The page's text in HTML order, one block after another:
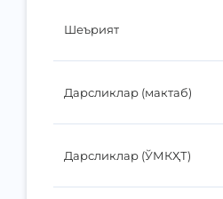
Шеърият
Дарсликлар (мактаб)
Дарсликлар (ЎМКҲТ)